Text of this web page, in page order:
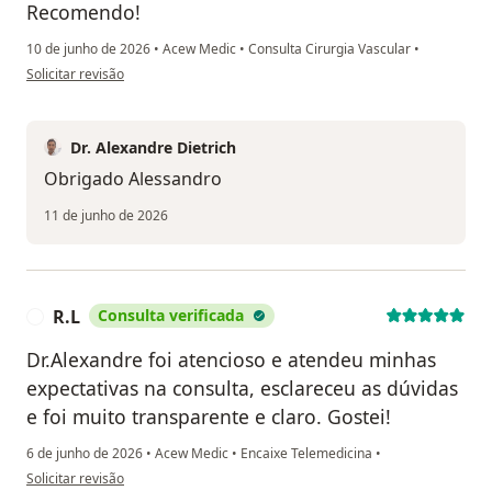
Recomendo!
10 de junho de 2026 • Acew Medic • Consulta Cirurgia Vascular •
na opinião do utilizador Alessandro Bontempi
Solicitar revisão
Dr. Alexandre Dietrich
Obrigado Alessandro
11 de junho de 2026
R.L Consulta verificada
Dr.Alexandre foi atencioso e atendeu minhas
expectativas na consulta, esclareceu as dúvidas
e foi muito transparente e claro. Gostei!
6 de junho de 2026 • Acew Medic • Encaixe Telemedicina •
na opinião do utilizador R.L
Solicitar revisão